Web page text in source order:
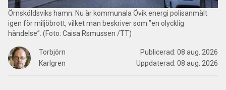
Örnsköldsviks hamn. Nu är kommunala Övik energi polisanmält
igen för miljöbrott, vilket man beskriver som ”en olycklig
händelse”. (Foto: Caisa Rsmussen /TT)
Torbjörn
Karlgren
Publicerad: 08 aug. 2026
Uppdaterad: 08 aug. 2026